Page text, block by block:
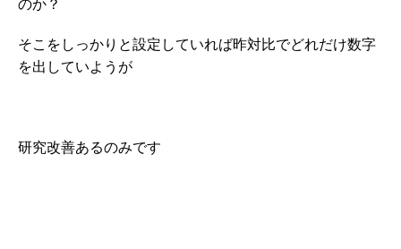
のか？
そこをしっかりと設定していれば昨対比でどれだけ数字
を出していようが
研究改善あるのみです